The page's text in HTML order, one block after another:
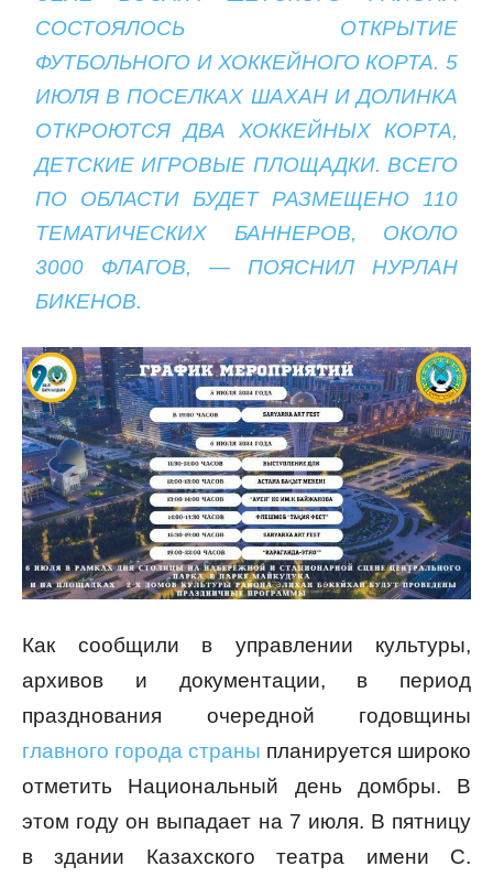
СОСТОЯЛОСЬ ОТКРЫТИЕ
ФУТБОЛЬНОГО И ХОККЕЙНОГО КОРТА. 5
ИЮЛЯ В ПОСЕЛКАХ ШАХАН И ДОЛИНКА
ОТКРОЮТСЯ ДВА ХОККЕЙНЫХ КОРТА,
ДЕТСКИЕ ИГРОВЫЕ ПЛОЩАДКИ. ВСЕГО
ПО ОБЛАСТИ БУДЕТ РАЗМЕЩЕНО 110
ТЕМАТИЧЕСКИХ БАННЕРОВ, ОКОЛО
3000 ФЛАГОВ, — ПОЯСНИЛ НУРЛАН
БИКЕНОВ.
Как сообщили в управлении культуры,
архивов и документации, в период
празднования очередной годовщины
главного города страны планируется широко
отметить Национальный день домбры. В
этом году он выпадает на 7 июля. В пятницу
в здании Казахского театра имени С.